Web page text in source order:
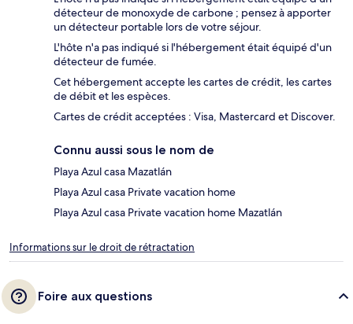
détecteur de monoxyde de carbone ; pensez à apporter
un détecteur portable lors de votre séjour.
L'hôte n'a pas indiqué si l'hébergement était équipé d'un
détecteur de fumée.
Cet hébergement accepte les cartes de crédit, les cartes
de débit et les espèces.
Cartes de crédit acceptées : Visa, Mastercard et Discover.
Connu aussi sous le nom de
Playa Azul casa Mazatlán
Playa Azul casa Private vacation home
Playa Azul casa Private vacation home Mazatlán
Informations sur le droit de rétractation
Foire aux questions